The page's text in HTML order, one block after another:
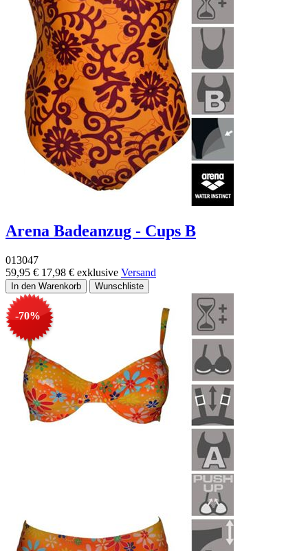
Arena Badeanzug - Cups B
013047
59,95 € 17,98 € exklusive Versand
-70%